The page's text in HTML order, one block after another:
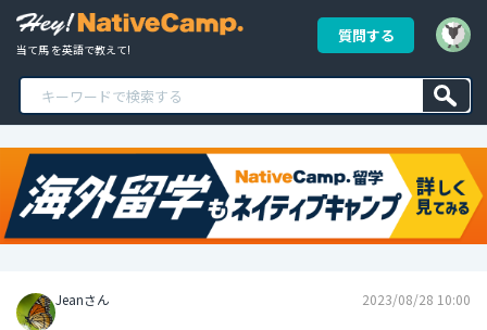
当て馬 を英語で教えて!
質問する
Jeanさん 2023/08/28 10:00